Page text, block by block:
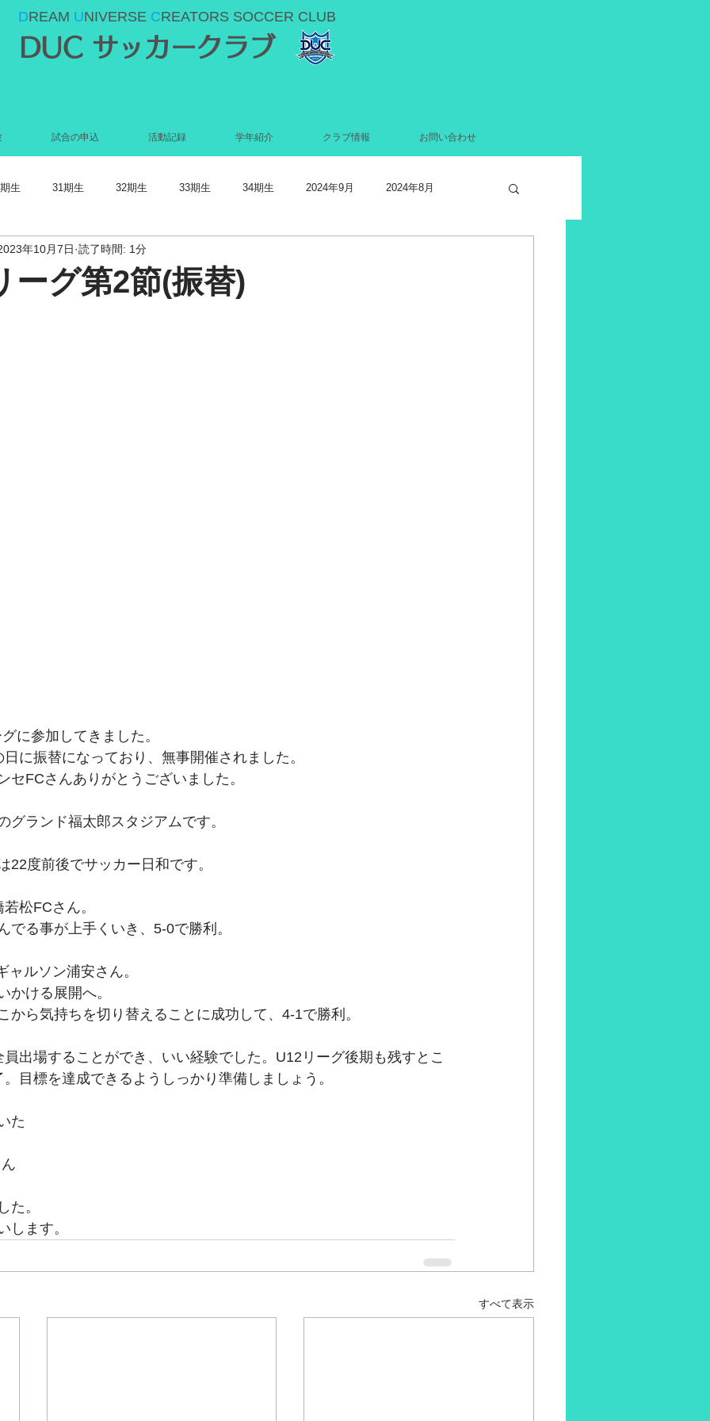
DREAM UNIVERSE CREATORS SOCCER CLUB
DUC サッカークラブ
試合の申込 活動記録 学年紹介 クラブ情報 お問い合わせ
生 31期生 32期生 33期生 34期生 2024年9月 2024年8月
年5月 2022年4月
ーグ第2節(振替)
年10月7日 読了時間: 1分
に参加してきました。
に振替になっており、無事開催されました。
セFCさんありがとうございました。
グランド福太郎スタジアムです。
22度前後でサッカー日和です。
松FCさん。
でる事が上手くいき、5-0で勝利。
ャルソン浦安さん。
かける展開へ。
から気持ちを切り替えることに成功して、4-1で勝利。
出場することができ、いい経験でした。U12リーグ後期も残すとこ
目標を達成できるようしっかり準備しましょう。
た
た。
します。
すべて表示